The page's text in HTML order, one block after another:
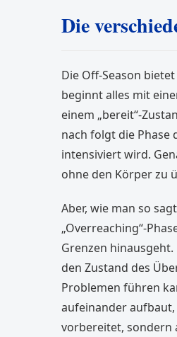
Die
Die Off-Season
beginnt alles mit
einem „bereit“-
nach folgt die Phase
intensiviert wird.
ohne den Körper zu
Aber, wie man so
„Overreaching“-
Grenzen
den Zustand des
Problemen führen
aufeinander aufbaut,
vorbereitet, sondern